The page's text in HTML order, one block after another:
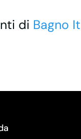
di Bagno